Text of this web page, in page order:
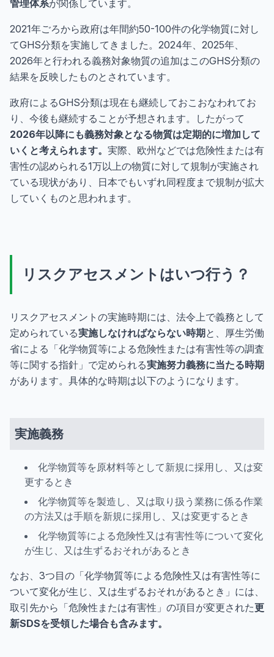
管理体系が関係しています。
2021年ごろから政府は年間約50-100件の化学物質に対し
てGHS分類を実施してきました。2024年、2025年、
2026年と行われる義務対象物質の追加はこのGHS分類の
結果を反映したものとされています。
政府によるGHS分類は現在も継続しておこおなわれてお
り、今後も継続することが予想されます。したがって
2026年以降にも義務対象となる物質は定期的に増加して
いくと考えられます。 実際、欧州などでは危険性または有
害性の認められる1万以上の物質に対して規制が実施され
ている現状があり、日本でもいずれ同程度まで規制が拡大
していくものと思われます。
リスクアセスメントはいつ行う？
リスクアセスメントの実施時期には、法令上で義務として
定められている実施しなければならない時期と、厚生労働
省による「化学物質等による危険性または有害性等の調査
等に関する指針」で定められる実施努力義務に当たる時期
があります。具体的な時期は以下のようになります。
実施義務
化学物質等を原材料等として新規に採用し、又は変
更するとき
化学物質等を製造し、又は取り扱う業務に係る作業
の方法又は手順を新規に採用し、又は変更するとき
化学物質等による危険性又は有害性等について変化
が生じ、又は生ずるおそれがあるとき
なお、3つ目の「化学物質等による危険性又は有害性等に
ついて変化が生じ、又は生ずるおそれがあるとき」には、
取引先から「危険性または有害性」の項目が変更された更
新SDSを受領した場合も含みます。